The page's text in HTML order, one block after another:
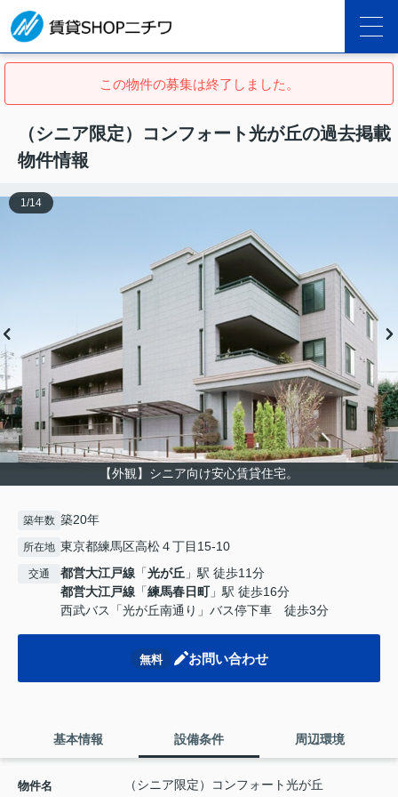
この物件の募集は終了しました。
（シニア限定）コンフォート光が丘の過去掲載
物件情報
【外観】シニア向け安心賃貸住宅。
1 /14
築年数 築20年
所在地 東京都練馬区高松４丁目15-10
交通 都営大江戸線 「光が丘 」駅 徒歩11分
都営大江戸線 「練馬春日町」駅 徒歩16分
西武バス「光が丘南通り」バス停下車 徒歩3分
無料 お問い合わせ
基本情報 設備条件 周辺環境
物件名 （シニア限定）コンフォート光が丘